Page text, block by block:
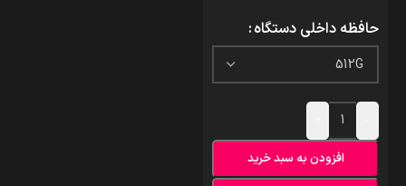
حافظه داخلی دستگاه
افزودن به سبد خرید